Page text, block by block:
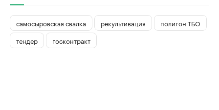
самосыровская свалка рекультивация
полигон ТБО
тендер
госконтракт